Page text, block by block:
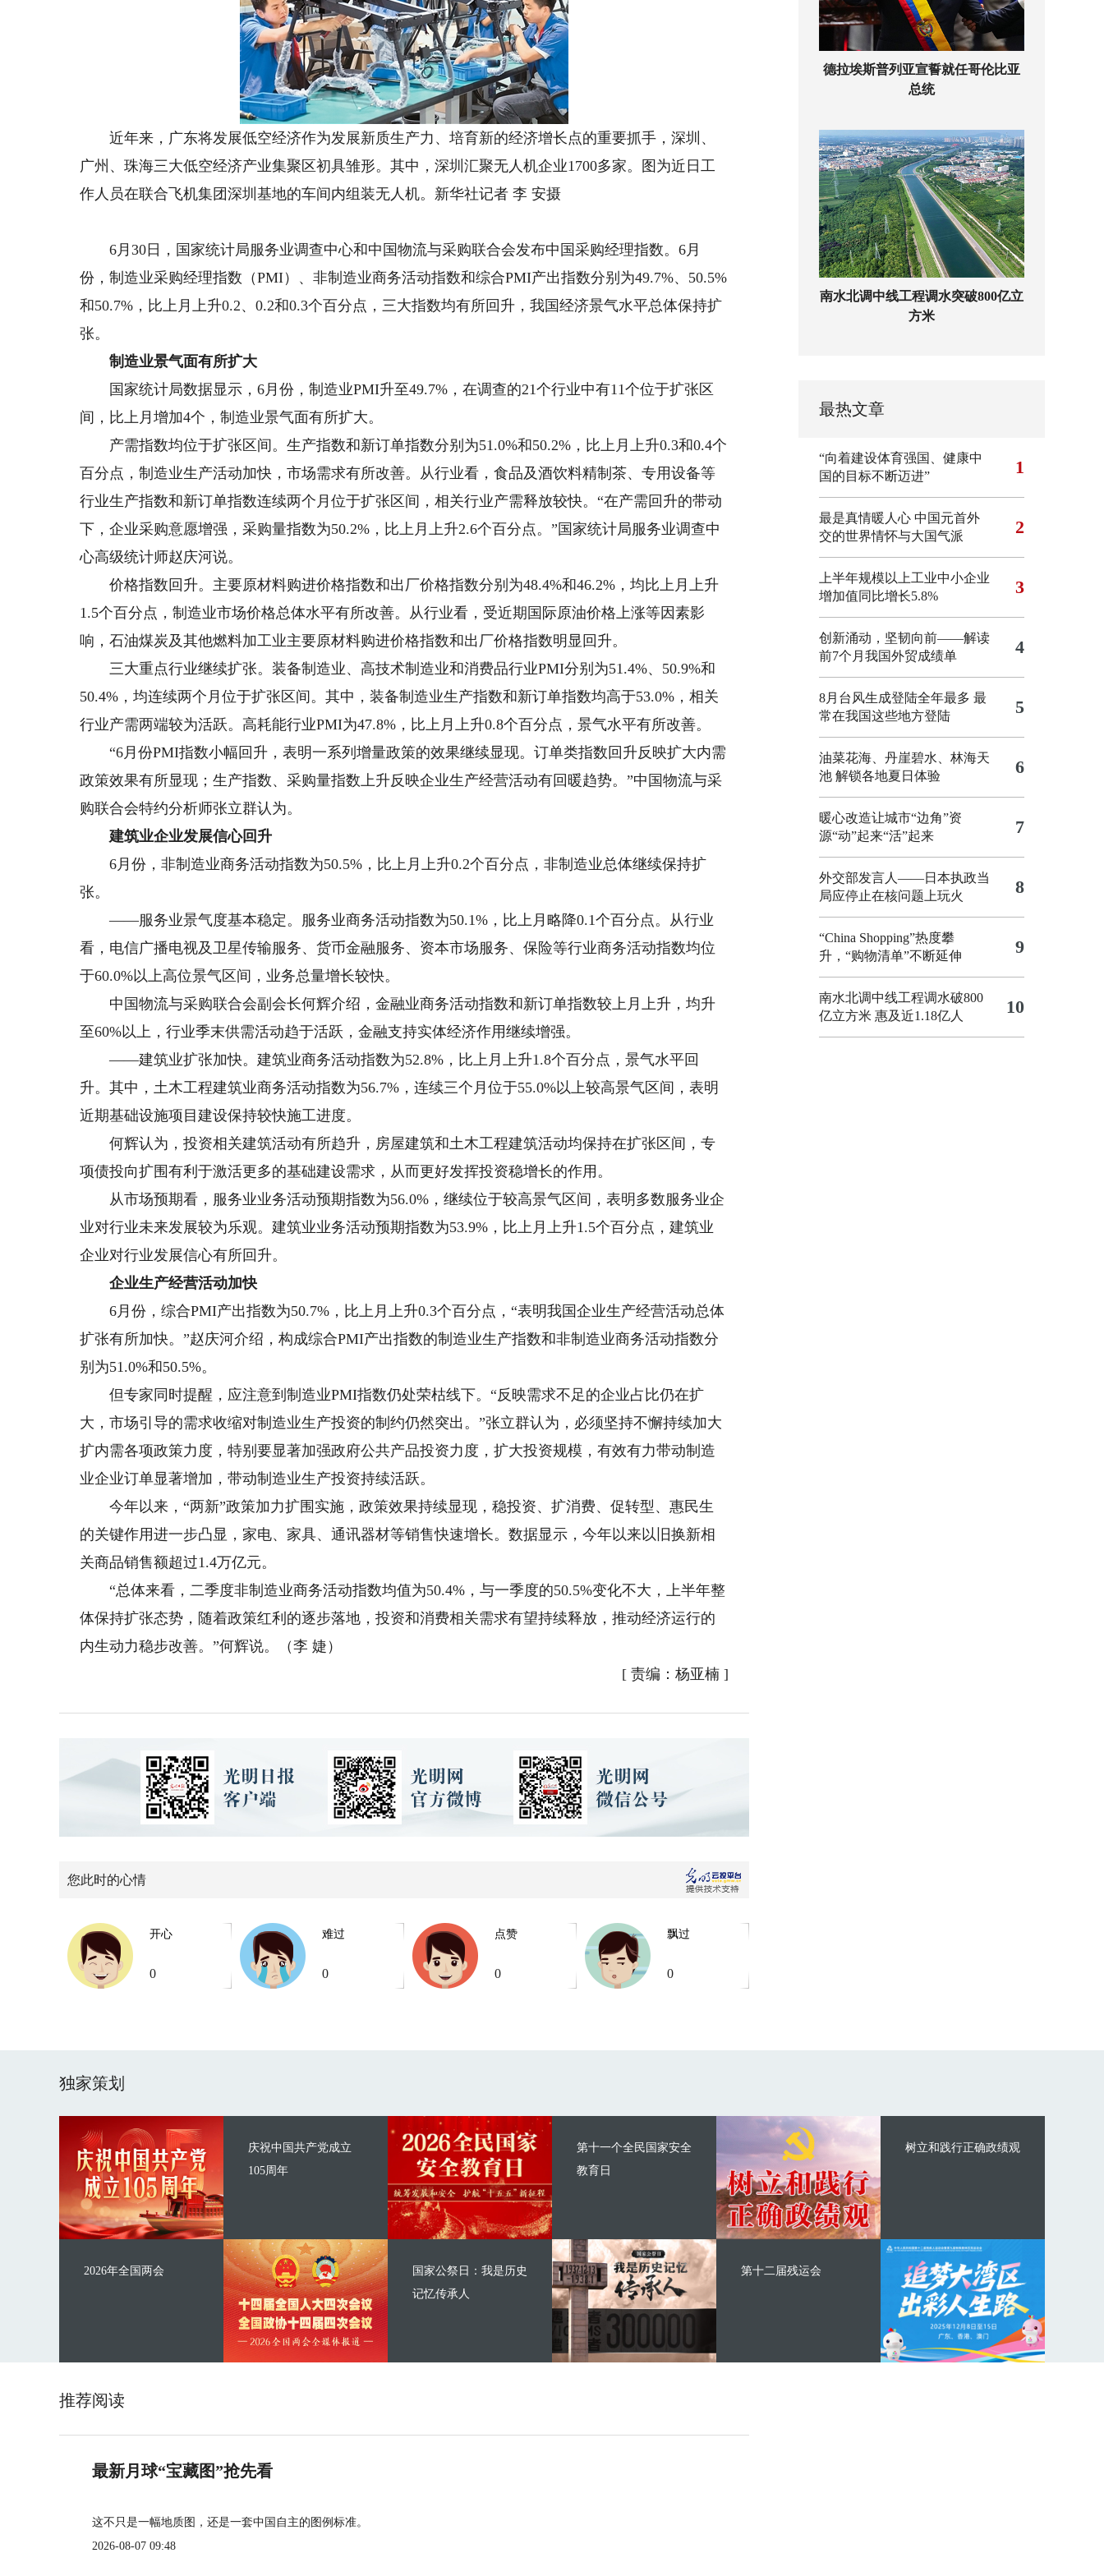
近年来，广东将发展低空经济作为发展新质生产力、培育新的经济增长点的重要抓手，深圳、
广州、珠海三大低空经济产业集聚区初具雏形。其中，深圳汇聚无人机企业1700多家。图为近日工
作人员在联合飞机集团深圳基地的车间内组装无人机。新华社记者 李 安摄
6月30日，国家统计局服务业调查中心和中国物流与采购联合会发布中国采购经理指数。6月
份，制造业采购经理指数（PMI）、非制造业商务活动指数和综合PMI产出指数分别为49.7%、50.5%
和50.7%，比上月上升0.2、0.2和0.3个百分点，三大指数均有所回升，我国经济景气水平总体保持扩
张。
制造业景气面有所扩大
国家统计局数据显示，6月份，制造业PMI升至49.7%，在调查的21个行业中有11个位于扩张区
间，比上月增加4个，制造业景气面有所扩大。
产需指数均位于扩张区间。生产指数和新订单指数分别为51.0%和50.2%，比上月上升0.3和0.4个
百分点，制造业生产活动加快，市场需求有所改善。从行业看，食品及酒饮料精制茶、专用设备等
行业生产指数和新订单指数连续两个月位于扩张区间，相关行业产需释放较快。“在产需回升的带动
下，企业采购意愿增强，采购量指数为50.2%，比上月上升2.6个百分点。”国家统计局服务业调查中
心高级统计师赵庆河说。
价格指数回升。主要原材料购进价格指数和出厂价格指数分别为48.4%和46.2%，均比上月上升
1.5个百分点，制造业市场价格总体水平有所改善。从行业看，受近期国际原油价格上涨等因素影
响，石油煤炭及其他燃料加工业主要原材料购进价格指数和出厂价格指数明显回升。
三大重点行业继续扩张。装备制造业、高技术制造业和消费品行业PMI分别为51.4%、50.9%和
50.4%，均连续两个月位于扩张区间。其中，装备制造业生产指数和新订单指数均高于53.0%，相关
行业产需两端较为活跃。高耗能行业PMI为47.8%，比上月上升0.8个百分点，景气水平有所改善。
“6月份PMI指数小幅回升，表明一系列增量政策的效果继续显现。订单类指数回升反映扩大内需
政策效果有所显现；生产指数、采购量指数上升反映企业生产经营活动有回暖趋势。”中国物流与采
购联合会特约分析师张立群认为。
建筑业企业发展信心回升
6月份，非制造业商务活动指数为50.5%，比上月上升0.2个百分点，非制造业总体继续保持扩
张。
——服务业景气度基本稳定。服务业商务活动指数为50.1%，比上月略降0.1个百分点。从行业
看，电信广播电视及卫星传输服务、货币金融服务、资本市场服务、保险等行业商务活动指数均位
于60.0%以上高位景气区间，业务总量增长较快。
中国物流与采购联合会副会长何辉介绍，金融业商务活动指数和新订单指数较上月上升，均升
至60%以上，行业季末供需活动趋于活跃，金融支持实体经济作用继续增强。
——建筑业扩张加快。建筑业商务活动指数为52.8%，比上月上升1.8个百分点，景气水平回
升。其中，土木工程建筑业商务活动指数为56.7%，连续三个月位于55.0%以上较高景气区间，表明
近期基础设施项目建设保持较快施工进度。
何辉认为，投资相关建筑活动有所趋升，房屋建筑和土木工程建筑活动均保持在扩张区间，专
项债投向扩围有利于激活更多的基础建设需求，从而更好发挥投资稳增长的作用。
从市场预期看，服务业业务活动预期指数为56.0%，继续位于较高景气区间，表明多数服务业企
业对行业未来发展较为乐观。建筑业业务活动预期指数为53.9%，比上月上升1.5个百分点，建筑业
企业对行业发展信心有所回升。
企业生产经营活动加快
6月份，综合PMI产出指数为50.7%，比上月上升0.3个百分点，“表明我国企业生产经营活动总体
扩张有所加快。”赵庆河介绍，构成综合PMI产出指数的制造业生产指数和非制造业商务活动指数分
别为51.0%和50.5%。
但专家同时提醒，应注意到制造业PMI指数仍处荣枯线下。“反映需求不足的企业占比仍在扩
大，市场引导的需求收缩对制造业生产投资的制约仍然突出。”张立群认为，必须坚持不懈持续加大
扩内需各项政策力度，特别要显著加强政府公共产品投资力度，扩大投资规模，有效有力带动制造
业企业订单显著增加，带动制造业生产投资持续活跃。
今年以来，“两新”政策加力扩围实施，政策效果持续显现，稳投资、扩消费、促转型、惠民生
的关键作用进一步凸显，家电、家具、通讯器材等销售快速增长。数据显示，今年以来以旧换新相
关商品销售额超过1.4万亿元。
“总体来看，二季度非制造业商务活动指数均值为50.4%，与一季度的50.5%变化不大，上半年整
体保持扩张态势，随着政策红利的逐步落地，投资和消费相关需求有望持续释放，推动经济运行的
内生动力稳步改善。”何辉说。（李 婕）
[ 责编：杨亚楠]
您此时的心情
开心
0
难过
0
点赞
0
飘过
0
德拉埃斯普列亚宣誓就任哥伦比亚
总统
南水北调中线工程调水突破800亿立
方米
最热文章
“向着建设体育强国、健康中
国的目标不断迈进”
1
最是真情暖人心 中国元首外
交的世界情怀与大国气派
2
上半年规模以上工业中小企业
增加值同比增长5.8%
3
创新涌动，坚韧向前——解读
前7个月我国外贸成绩单
4
8月台风生成登陆全年最多 最
常在我国这些地方登陆
5
油菜花海、丹崖碧水、林海天
池 解锁各地夏日体验
6
暖心改造让城市“边角”资
源“动”起来“活”起来
7
外交部发言人——日本执政当
局应停止在核问题上玩火
8
“China Shopping”热度攀
升，“购物清单”不断延伸
9
南水北调中线工程调水破800
亿立方米 惠及近1.18亿人
10
独家策划
庆祝中国共产党成立
105周年
2026年全国两会
第十一个全民国家安全
教育日
国家公祭日：我是历史
记忆传承人
树立和践行正确政绩观
第十二届残运会
推荐阅读
最新月球“宝藏图”抢先看
这不只是一幅地质图，还是一套中国自主的图例标准。
2026-08-07 09:48